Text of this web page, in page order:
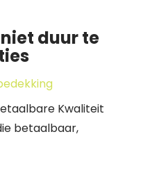
duur te
Kwaliteit
betaalbaar,